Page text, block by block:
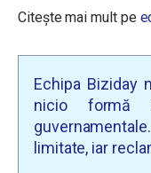
Citește mai mult pe
Echipa Biziday
nicio formă
limitate, iar